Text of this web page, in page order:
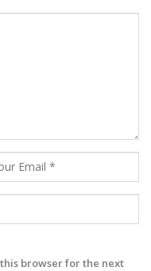
browser for the next